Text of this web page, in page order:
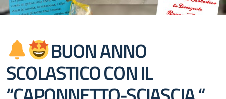
BUON ANNO
SCOLASTICO CON IL